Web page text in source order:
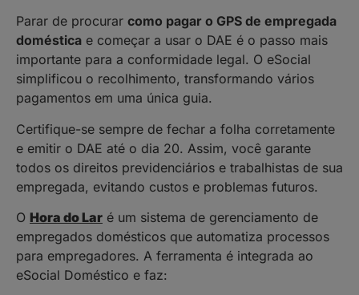
Parar de procurar como pagar o GPS de empregada
doméstica e começar a usar o DAE é o passo mais
importante para a conformidade legal. O eSocial
simplificou o recolhimento, transformando vários
pagamentos em uma única guia.
Certifique-se sempre de fechar a folha corretamente
e emitir o DAE até o dia 20. Assim, você garante
todos os direitos previdenciários e trabalhistas de sua
empregada, evitando custos e problemas futuros.
O Hora do Lar é um sistema de gerenciamento de
empregados domésticos que automatiza processos
para empregadores. A ferramenta é integrada ao
eSocial Doméstico e faz: